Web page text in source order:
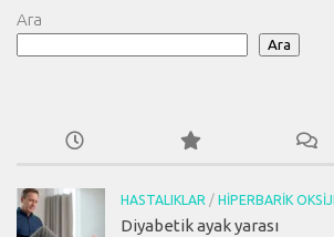
Ara
Ara
HASTALIKLAR / HIPERBARIK
Diyabetik ayak yarası